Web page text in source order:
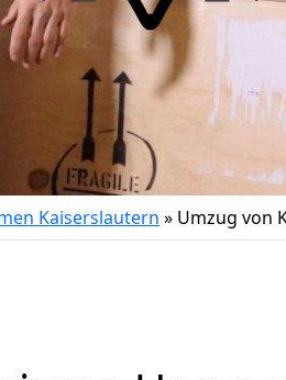
Kaiserslautern » Umzug von